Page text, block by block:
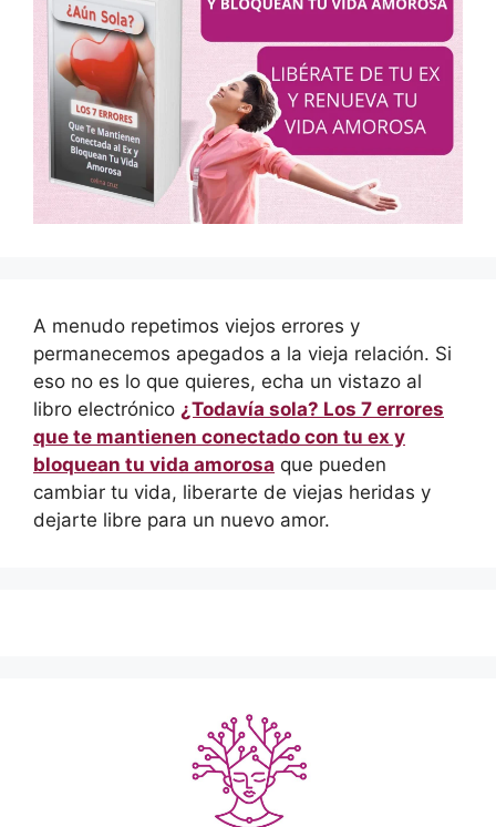
A menudo repetimos viejos errores y
permanecemos apegados a la vieja relación. Si
eso no es lo que quieres, echa un vistazo al
libro electrónico ¿Todavía sola? Los 7 errores
que te mantienen conectado con tu ex y
bloquean tu vida amorosa que pueden
cambiar tu vida, liberarte de viejas heridas y
dejarte libre para un nuevo amor.